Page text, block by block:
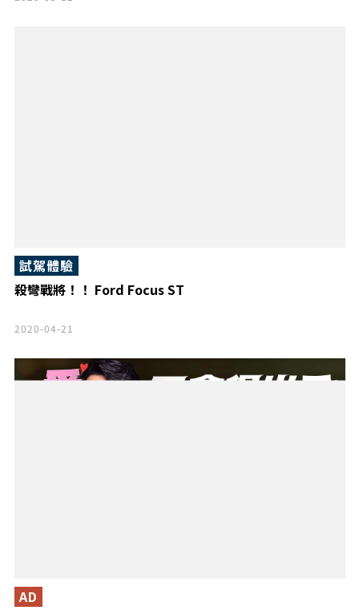
殺彎戰將！！ Ford Focus ST
試駕體驗
2020-04-21
AD